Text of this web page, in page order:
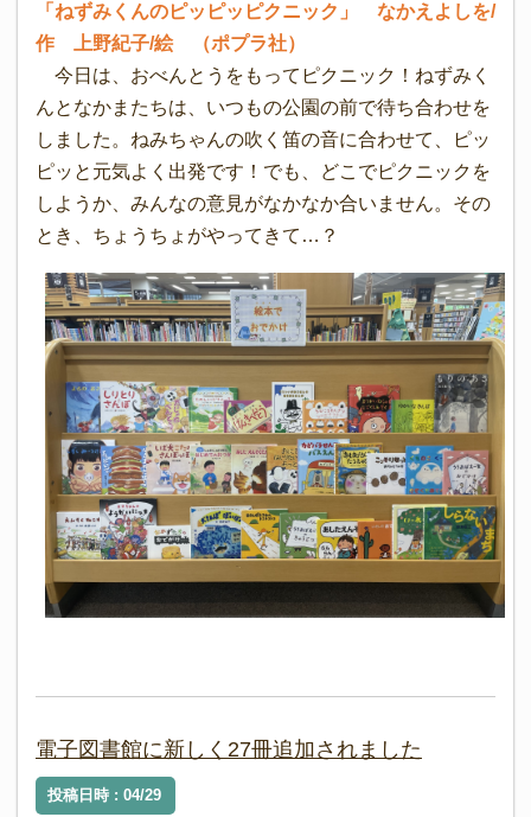
「ねずみくんのピッピッピクニック」 なかえよしを/
作 上野紀子/絵 （ポプラ社）
今日は、おべんとうをもってピクニック！ねずみく
んとなかまたちは、いつもの公園の前で待ち合わせを
しました。ねみちゃんの吹く笛の音に合わせて、ピッ
ピッと元気よく出発です！でも、どこでピクニックを
しようか、みんなの意見がなかなか合いません。その
とき、ちょうちょがやってきて…？
電子図書館に新しく27冊追加されました
投稿日時 : 04/29